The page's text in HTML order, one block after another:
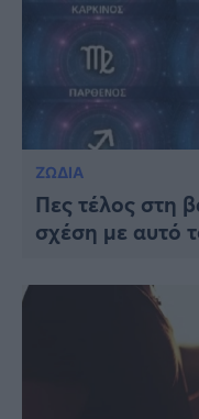
ΖΩΔΙΑ
Πες τέλος στη
σχέση με αυτό